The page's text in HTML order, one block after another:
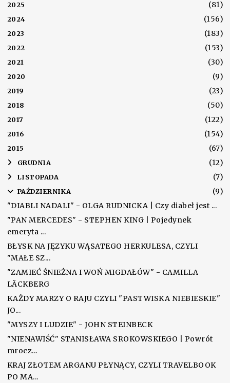
2025 (81)
2024 (156)
2023 (183)
2022 (153)
2021 (30)
2020 (9)
2019 (23)
2018 (50)
2017 (122)
2016 (154)
2015 (67)
► GRUDNIA (12)
► LISTOPADA (7)
▼ PAŹDZIERNIKA
(9)
"DIABLI NADALI" - OLGA RUDNICKA | Czy diabeł jest ...
"PAN MERCEDES" - STEPHEN KING | Pojedynek
emeryta ...
BŁYSK NA JĘZYKU WĄSATEGO HERKULESA, CZYLI
"MAŁE SZ...
"ZAMIEĆ ŚNIEŻNA I WOŃ MIGDAŁÓW" - CAMILLA
LÄCKBERG
KAŻDY MARZY O RAJU CZYLI "PASTWISKA NIEBIESKIE"
JO...
"MYSZY I LUDZIE" - JOHN STEINBECK
"NIENAWIŚĆ" STANISŁAWA SROKOWSKIEGO | Powrót
mrocz...
KRAJ ZŁOTEM ARGANU PŁYNĄCY, CZYLI TRAVELBOOK
PO MA...